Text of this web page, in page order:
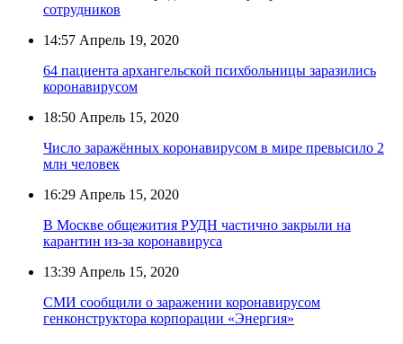
сотрудников
14:57 Апрель 19, 2020
64 пациента архангельской психбольницы заразились
коронавирусом
18:50 Апрель 15, 2020
Число заражённых коронавирусом в мире превысило 2
млн человек
16:29 Апрель 15, 2020
В Москве общежития РУДН частично закрыли на
карантин из-за коронавируса
13:39 Апрель 15, 2020
СМИ сообщили о заражении коронавирусом
генконструктора корпорации «Энергия»